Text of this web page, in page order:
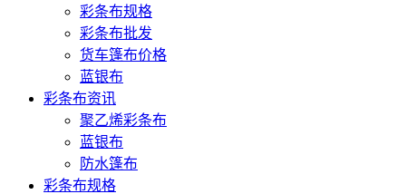
彩条布规格
彩条布批发
货车篷布价格
蓝银布
彩条布资讯
聚乙烯彩条布
蓝银布
防水篷布
彩条布规格